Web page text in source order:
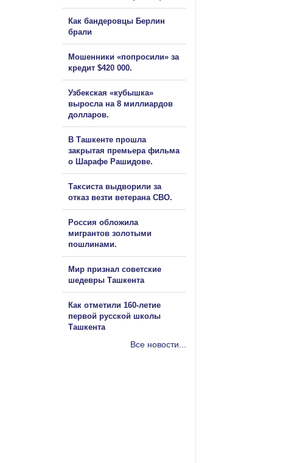
Как бандеровцы Берлин
брали
Мошенники «попросили» за
кредит $420 000.
Узбекская «кубышка»
выросла на 8 миллиардов
долларов.
В Ташкенте прошла
закрытая премьера фильма
о Шарафе Рашидове.
Таксиста выдворили за
отказ везти ветерана СВО.
Россия обложила
мигрантов золотыми
пошлинами.
Мир признал советские
шедевры Ташкента
Как отметили 160-летие
первой русской школы
Ташкента
Все новости...